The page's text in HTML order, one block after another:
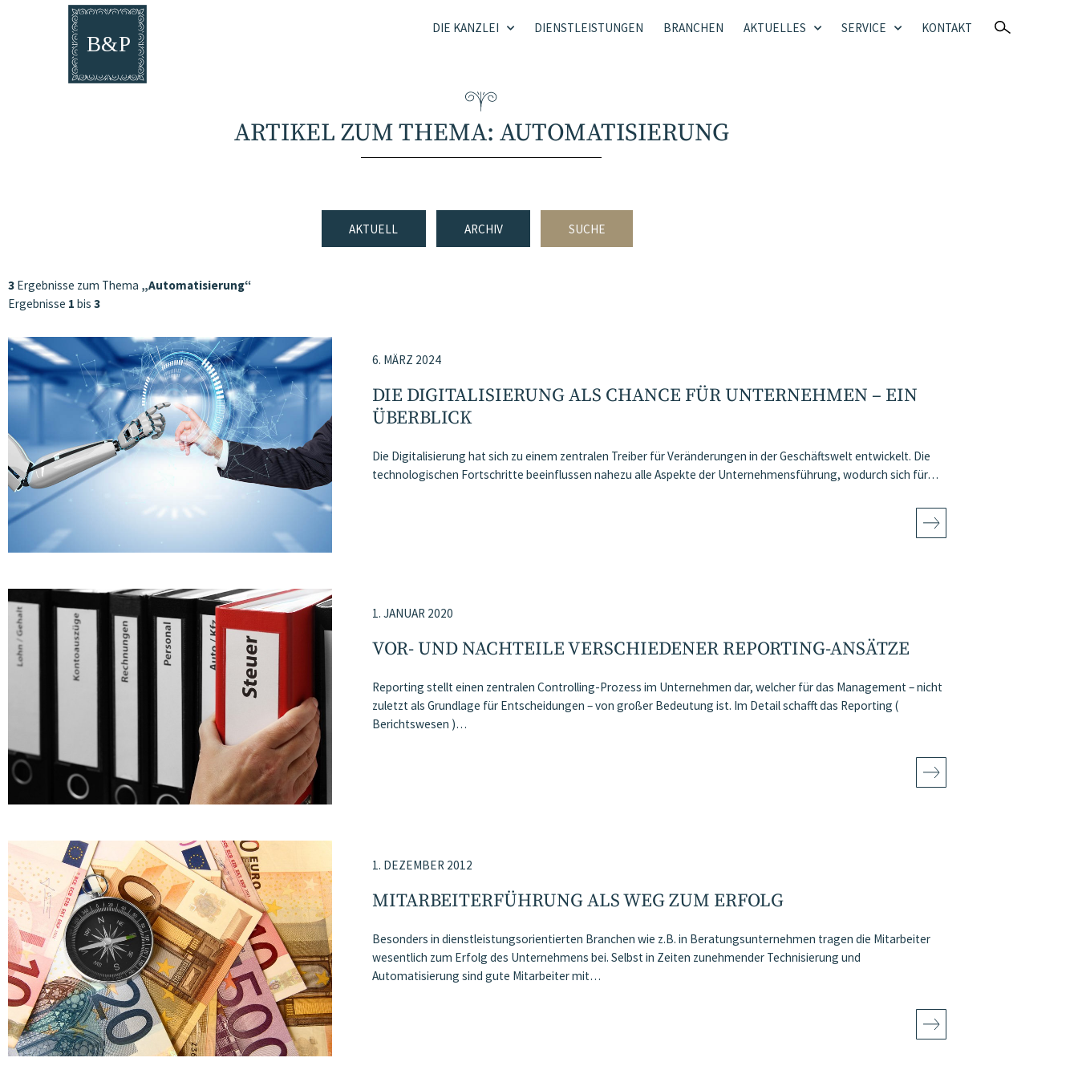
DIE KANZLEI DIENSTLEISTUNGEN BRANCHEN AKTUELLES SERVICE KONTAKT
ARTIKEL ZUM THEMA: AUTOMATISIERUNG
AKTUELL ARCHIV SUCHE
3 Ergebnisse zum Thema „Automatisierung“
Ergebnisse 1 bis 3
6. MÄRZ 2024
DIE DIGITALISIERUNG ALS CHANCE FÜR UNTERNEHMEN – EIN
ÜBERBLICK
Die Digitalisierung hat sich zu einem zentralen Treiber für Veränderungen in der Geschäftswelt entwickelt. Die
technologischen Fortschritte beeinflussen nahezu alle Aspekte der Unternehmensführung, wodurch sich für…
1. JANUAR 2020
VOR- UND NACHTEILE VERSCHIEDENER REPORTING-ANSÄTZE
Reporting stellt einen zentralen Controlling-Prozess im Unternehmen dar, welcher für das Management – nicht
zuletzt als Grundlage für Entscheidungen – von großer Bedeutung ist. Im Detail schafft das Reporting (
Berichtswesen )…
1. DEZEMBER 2012
MITARBEITERFÜHRUNG ALS WEG ZUM ERFOLG
Besonders in dienstleistungsorientierten Branchen wie z.B. in Beratungsunternehmen tragen die Mitarbeiter
wesentlich zum Erfolg des Unternehmens bei. Selbst in Zeiten zunehmender Technisierung und
Automatisierung sind gute Mitarbeiter mit…